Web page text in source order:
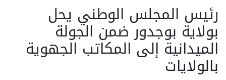
رئيس المجلس الوطني يحل
بولاية بوجدور ضمن الجولة
الميدانية إلى المكاتب الجهوية
بالولايات